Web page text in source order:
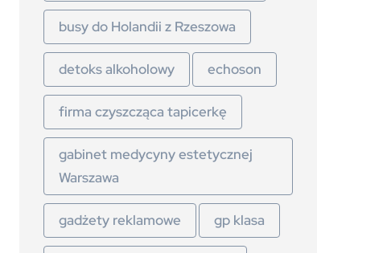
busy do Holandii z Rzeszowa
detoks alkoholowy echoson
firma czyszcząca tapicerkę
gabinet medycyny estetycznej
Warszawa
gadżety reklamowe gp klasa